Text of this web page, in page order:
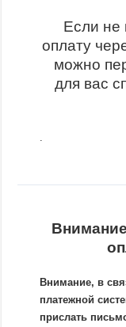
Если не
оплату
можно
для вас
Внимание, в
платежной
прислать